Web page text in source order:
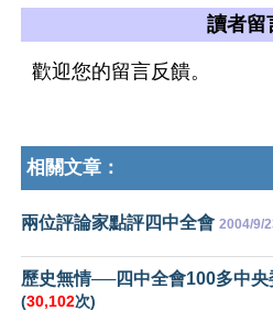
讀者留
歡迎您的留言反饋。
相關文章：
兩位評論家點評四中全會 2004/9/
歷史無情──四中全會100多中央
(30,102次)